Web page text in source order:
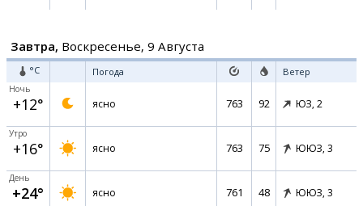
Завтра, Воскресенье, 9 Августа
°C Погода Ветер
Ночь
+12° ясно 763 92 ЮЗ, 2
Утро
+16° ясно 763 75 ЮЮЗ, 3
День
+24° ясно 761 48 ЮЮЗ, 3